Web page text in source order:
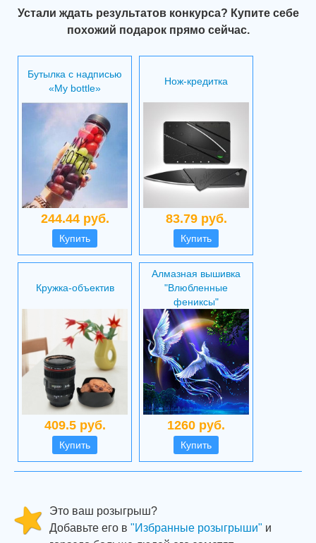
Устали ждать результатов конкурса? Купите себе
похожий подарок прямо сейчас.
Бутылка с надписью
«My bottle»
244.44 руб.
Купить
Нож-кредитка
83.79 руб.
Купить
Кружка-объектив
409.5 руб.
Купить
Алмазная вышивка
"Влюбленные
фениксы"
1260 руб.
Купить
Это ваш розыгрыш?
Добавьте его в "Избранные розыгрыши" и